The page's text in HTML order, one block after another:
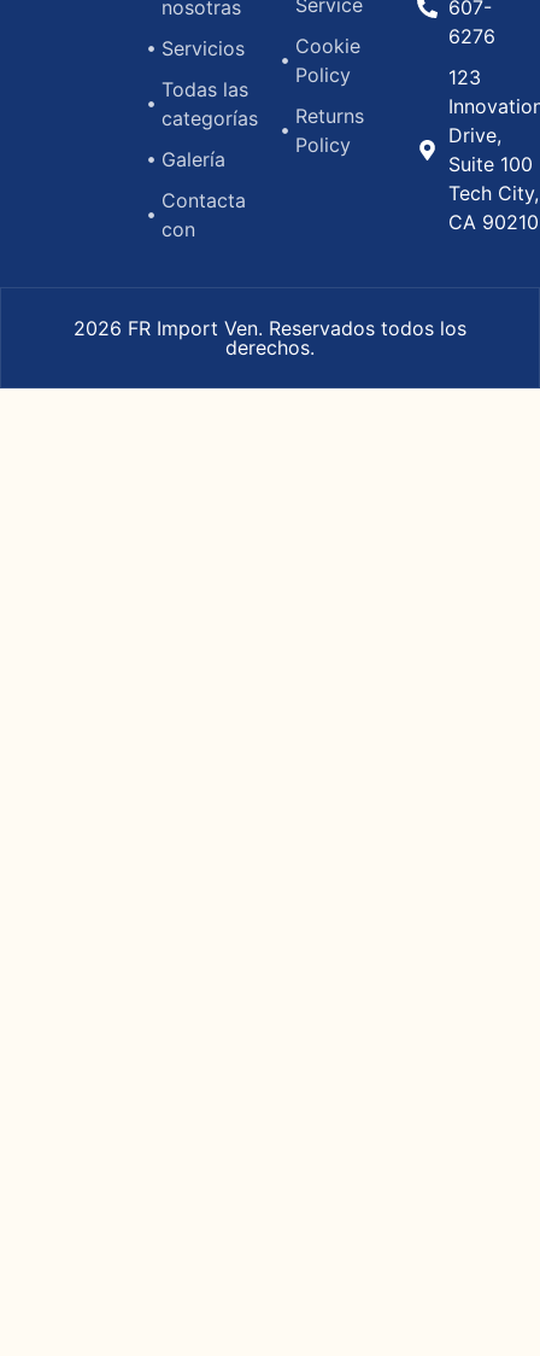
nosotras
Servicios
Todas las
categorías
Galería
Contacta
con
Service
Cookie
Policy
Returns
Policy
607-
6276
123
Drive,
Suite 100
Tech City,
CA 90210
2026 FR Import Ven. Reservados todos los
derechos.